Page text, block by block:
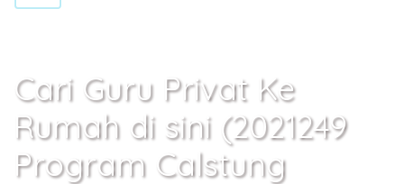
Cari Guru Privat Ke
Rumah di sini (2021249
Program Calstung